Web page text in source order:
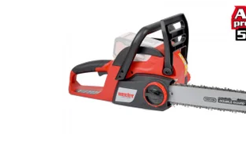
Akumulátorová pila s motorem o napětí 40
OREGON 35 cm. Hmotnost 5,5 kg.
bateriemi ACCU programu 5040. Baterie a...
Dostupnost:
Skladem 1
2092
Značka:
HECHT
Záruka:
2 roky